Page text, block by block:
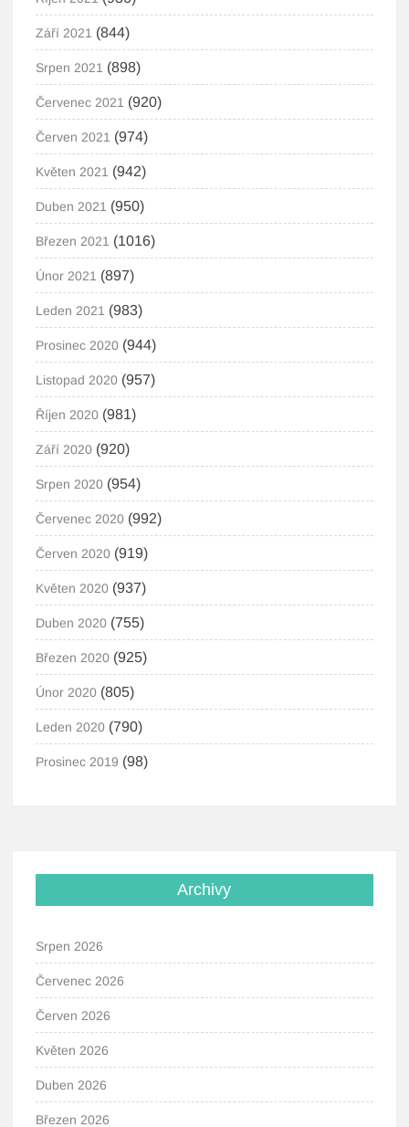
Září 2021 (844)
Srpen 2021 (898)
Červenec 2021 (920)
Červen 2021 (974)
Květen 2021 (942)
Duben 2021 (950)
Březen 2021 (1016)
Únor 2021 (897)
Leden 2021 (983)
Prosinec 2020 (944)
Listopad 2020 (957)
Říjen 2020 (981)
Září 2020 (920)
Srpen 2020 (954)
Červenec 2020 (992)
Červen 2020 (919)
Květen 2020 (937)
Duben 2020 (755)
Březen 2020 (925)
Únor 2020 (805)
Leden 2020 (790)
Prosinec 2019 (98)
Archivy
Srpen 2026
Červenec 2026
Červen 2026
Květen 2026
Duben 2026
Březen 2026